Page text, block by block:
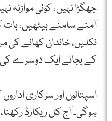
جھگڑا نہیں، کوئی موازنہ
آمنے سامنے بیٹھیں، بات
نکلیں، خاندان کھانے کی
کے بجائے ایک دوسرے کی
اسپتالوں اور سرکاری
ہوگی۔ آج کل ریکارڈ